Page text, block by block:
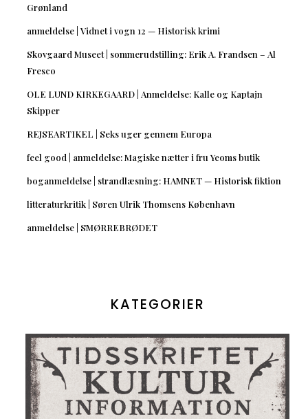
Grønland
anmeldelse | Vidnet i vogn 12 — Historisk krimi
Skovgaard Museet | sommerudstilling: Erik A. Frandsen – Al
Fresco
OLE LUND KIRKEGAARD | Anmeldelse: Kalle og Kaptajn
Skipper
REJSEARTIKEL | Seks uger gennem Europa
feel good | anmeldelse: Magiske nætter i fru Yeoms butik
boganmeldelse | strandlæsning: HAMNET — Historisk fiktion
litteraturkritik | Søren Ulrik Thomsens København
anmeldelse | SMØRREBRØDET
KATEGORIER